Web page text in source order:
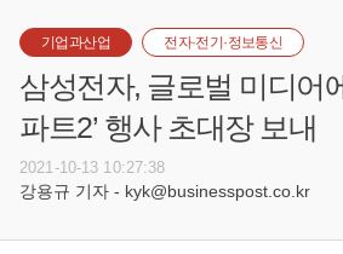
기업과산업 전자·전기·정보통신
삼성전자, 글로벌 미디어
파트2’ 행사 초대장 보내
2021-10-13 10:27:38
강용규 기자 - kyk@businesspost.co.kr